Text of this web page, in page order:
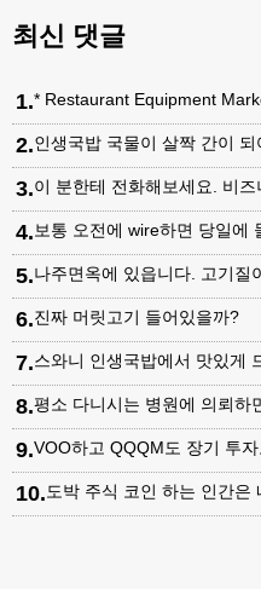
최신 댓글
1.* Restaurant Equipment
2.인생국밥 국물이 살짝 간이
3.이 분한테 전화해보세요. 비
4.보통 오전에 wire하면 당일에
5.나주면옥에 있읍니다. 고기질
6.진짜 머릿고기 들어있을까?
7.스와니 인생국밥에서 맛있게
8.평소 다니시는 병원에 의뢰하
9.VOO하고 QQQM도 장기 투
10.도박 주식 코인 하는 인간은